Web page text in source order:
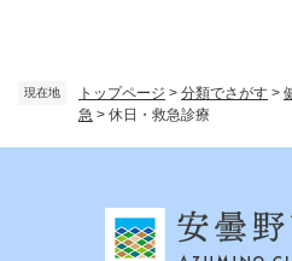
現在地 トップページ > 分類でさがす >
急 > 休日・救急診療